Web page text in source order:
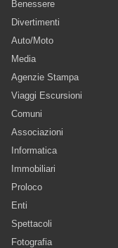
Benessere
Divertimenti
Auto/Moto
Media
Agenzie Stampa
Viaggi Escursioni
Comuni
Associazioni
Informatica
Immobiliari
Proloco
Enti
Spettacoli
Fotografia